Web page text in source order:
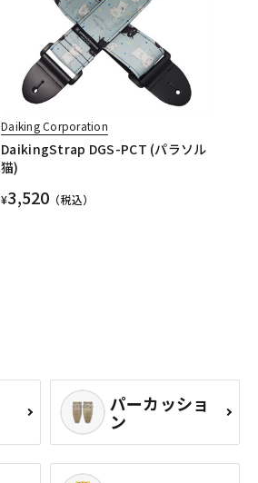
Daiking Corporation
DaikingStrap DGS-PCT (パラソル
猫)
¥3,520 （税込）
パーカッショ
ン